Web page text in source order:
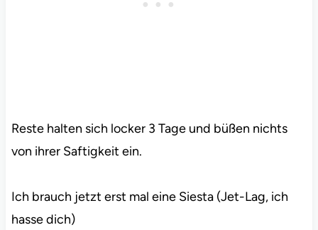
Reste halten sich locker 3 Tage und büßen nichts
von ihrer Saftigkeit ein.
Ich brauch jetzt erst mal eine Siesta (Jet-Lag, ich
hasse dich)